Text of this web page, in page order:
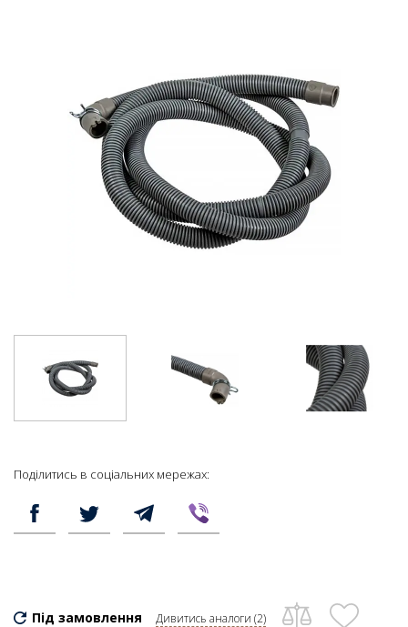
Поділитись в соціальних мережах:
Під замовлення Дивитись аналоги (2)